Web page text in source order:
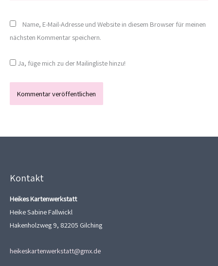
Name, E-Mail-Adresse und Website in diesem Browser für meinen
nächsten Kommentar speichern.
Ja, füge mich zu der Mailingliste hinzu!
Kontakt
Heikes Kartenwerkstatt
Heike Sabine Fallwickl
Hakenholzweg 9, 82205 Gilching
heikeskartenwerkstatt@gmx.de